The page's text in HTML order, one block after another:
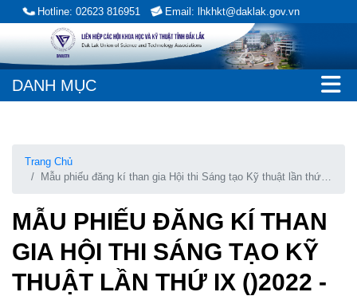
Hotline: 02623 816951 Email: lhkhkt@daklak.gov.vn
DANH MỤC
Trang Chủ
Mẫu phiếu đăng kí than gia Hội thi Sáng tạo Kỹ thuật lần thứ
MẪU PHIẾU ĐĂNG KÍ THAN
GIA HỘI THI SÁNG TẠO KỸ
THUẬT LẦN THỨ IX ()2022 -